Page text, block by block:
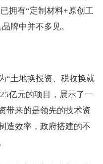
拥有“定制材料+原创工
牌中并不多见。
“土地换投资、税收换就
亿元的项目，展示了一
带来的是领先的技术资
造效率，政府搭建的不